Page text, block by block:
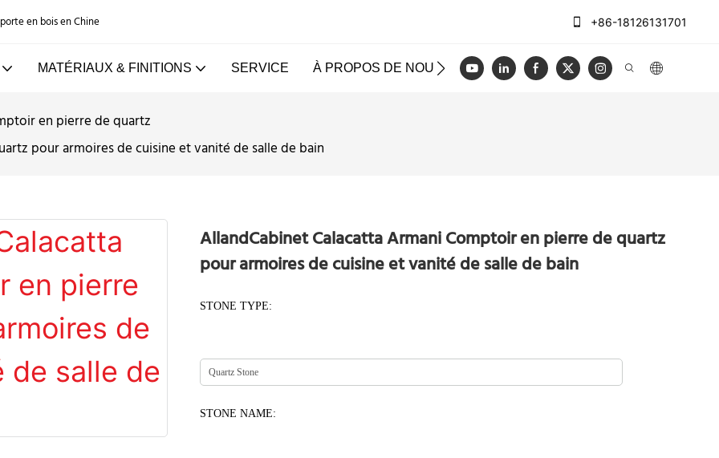
en bois en Chine +86-18126131701
MATÉRIAUX & FINITIONS SERVICE À PROPOS DE NOUS CAS BLOG VIDÉO NOUS
en pierre de quartz
pour armoires de cuisine et vanité de salle de bain
AllandCabinet Calacatta Armani Comptoir en pierre de quartz
pour armoires de cuisine et vanité de salle de bain
STONE TYPE:
STONE NAME: